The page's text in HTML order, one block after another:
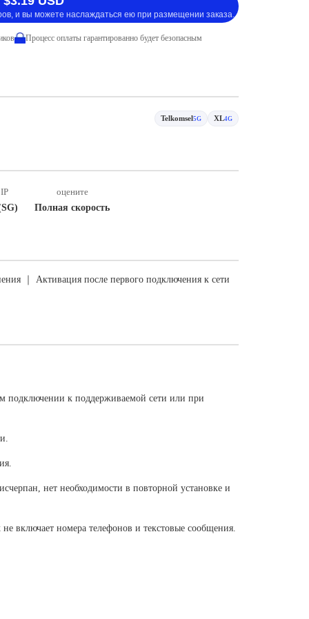
и вы можете наслаждаться ею при размещении заказа.
Процесс оплаты гарантированно будет безопасным
Telkomsel5G XL4G
оцените
Полная скорость
｜ Активация после первого подключения к сети
подключении к поддерживаемой сети или при
нет необходимости в повторной установке и
включает номера телефонов и текстовые сообщения.